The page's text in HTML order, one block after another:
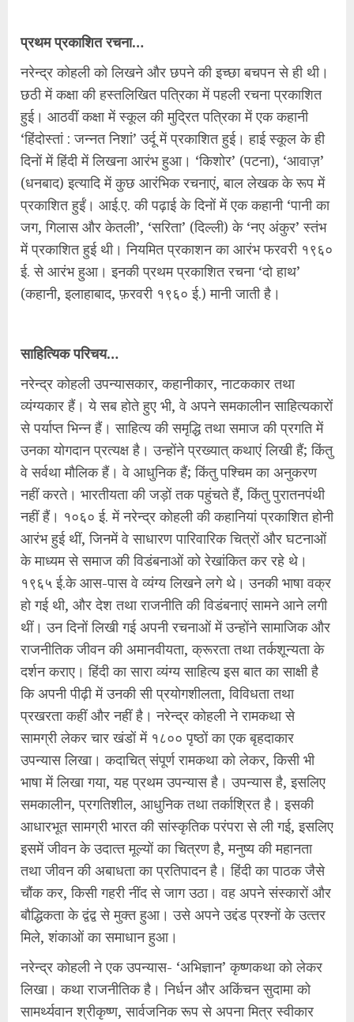
प्रथम प्रकाशित रचना…
नरेन्द्र कोहली को लिखने और छपने की इच्छा बचपन से ही थी।
छठी में कक्षा की हस्तलिखित पत्रिका में पहली रचना प्रकाशित
हुई। आठवीं कक्षा में स्कूल की मुद्रित पत्रिका में एक कहानी
‘हिंदोस्तां : जन्नत निशां’ उर्दू में प्रकाशित हुई। हाई स्कूल के ही
दिनों में हिंदी में लिखना आरंभ हुआ। ‘किशोर’ (पटना), ‘आवाज़’
(धनबाद) इत्यादि में कुछ आरंभिक रचनाएं, बाल लेखक के रूप में
प्रकाशित हुईं। आई.ए. की पढ़ाई के दिनों में एक कहानी ‘पानी का
जग, गिलास और केतली’, ‘सरिता’ (दिल्ली) के ‘नए अंकुर’ स्तंभ
में प्रकाशित हुई थी। नियमित प्रकाशन का आरंभ फरवरी १९६०
ई. से आरंभ हुआ। इनकी प्रथम प्रकाशित रचना ‘दो हाथ’
(कहानी, इलाहाबाद, फ़रवरी १९६० ई.) मानी जाती है।
साहित्यिक परिचय…
नरेन्द्र कोहली उपन्यासकार, कहानीकार, नाटककार तथा
व्यंग्यकार हैं। ये सब होते हुए भी, वे अपने समकालीन साहित्यकारों
से पर्याप्त भिन्न हैं। साहित्य की समृद्धि तथा समाज की प्रगति में
उनका योगदान प्रत्यक्ष है। उन्होंने प्रख्यात् कथाएं लिखी हैं; किंतु
वे सर्वथा मौलिक हैं। वे आधुनिक हैं; किंतु पश्चिम का अनुकरण
नहीं करते। भारतीयता की जड़ों तक पहुंचते हैं, किंतु पुरातनपंथी
नहीं हैं। १०६० ई. में नरेन्द्र कोहली की कहानियां प्रकाशित होनी
आरंभ हुई थीं, जिनमें वे साधारण पारिवारिक चित्रों और घटनाओं
के माध्यम से समाज की विडंबनाओं को रेखांकित कर रहे थे।
१९६५ ई.के आस-पास वे व्यंग्य लिखने लगे थे। उनकी भाषा वक्र
हो गई थी, और देश तथा राजनीति की विडंबनाएं सामने आने लगी
थीं। उन दिनों लिखी गई अपनी रचनाओं में उन्होंने सामाजिक और
राजनीतिक जीवन की अमानवीयता, क्रूरता तथा तर्कशून्यता के
दर्शन कराए। हिंदी का सारा व्यंग्य साहित्य इस बात का साक्षी है
कि अपनी पीढ़ी में उनकी सी प्रयोगशीलता, विविधता तथा
प्रखरता कहीं और नहीं है। नरेन्द्र कोहली ने रामकथा से
सामग्री लेकर चार खंडों में १८०० पृष्ठों का एक बृहदाकार
उपन्यास लिखा। कदाचित् संपूर्ण रामकथा को लेकर, किसी भी
भाषा में लिखा गया, यह प्रथम उपन्यास है। उपन्यास है, इसलिए
समकालीन, प्रगतिशील, आधुनिक तथा तर्काश्रित है। इसकी
आधारभूत सामग्री भारत की सांस्कृतिक परंपरा से ली गई, इसलिए
इसमें जीवन के उदात्‍त मूल्यों का चित्रण है, मनुष्य की महानता
तथा जीवन की अबाधता का प्रतिपादन है। हिंदी का पाठक जैसे
चौंक कर, किसी गहरी नींद से जाग उठा। वह अपने संस्कारों और
बौद्धिकता के द्वंद्व से मुक्त हुआ। उसे अपने उद्दंड प्रश्नों के उत्‍तर
मिले, शंकाओं का समाधान हुआ।
नरेन्द्र कोहली ने एक उपन्यास- ‘अभिज्ञान’ कृष्णकथा को लेकर
लिखा। कथा राजनीतिक है। निर्धन और अकिंचन सुदामा को
सामर्थ्यवान श्रीकृष्ण, सार्वजनिक रूप से अपना मित्र स्वीकार